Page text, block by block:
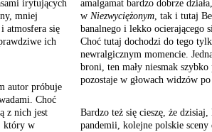
irytujących
mniej
atmosfera się
ich
autor próbuje
Choć
z nich jest
który w
amalgamat bardzo dobrze
w Niezwyciężonym, tak i tutaj
banalnego i lekko ocierającego
Choć tutaj dochodzi do tego
newralgicznym momencie.
broni, ten mały niesmak
pozostaje w głowach widzów
Bardzo też się cieszę, że
pandemii, kolejne polskie sceny